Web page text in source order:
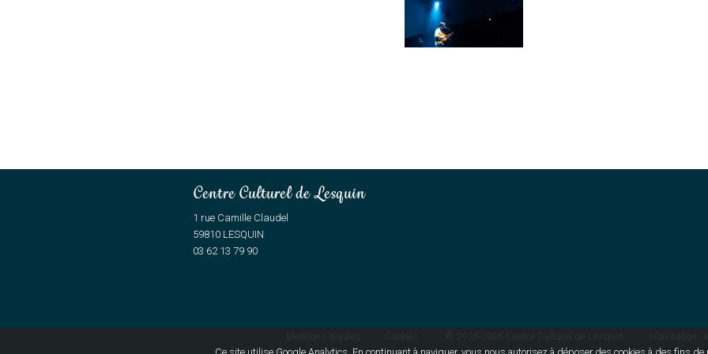
Centre Culturel de Lesquin
1 rue Camille Claudel
59810 LESQUIN
03 62 13 79 90
Mentions légales Cookies © 2016-2026 Centre Culturel de Lesquin réalisation :